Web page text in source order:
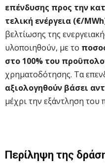
επένδυσης προς την
τελική ενέργεια (€/
βελτίωσης της
υλοποιηθούν, με το
στο 100% του
χρηματοδότησης. Τα
αξιολογηθούν βάσει
μέχρι την εξάντληση
Περίληψη της